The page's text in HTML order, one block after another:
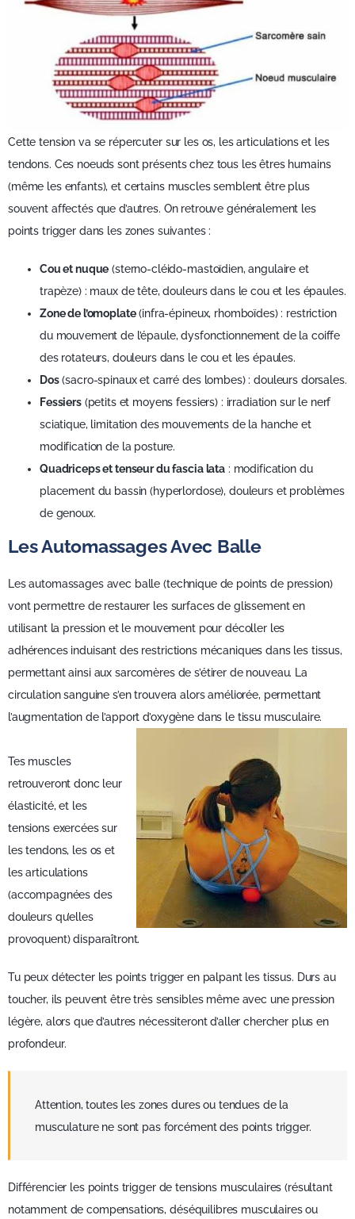
Cette tension va se répercuter sur les os, les articulations et les
tendons. Ces noeuds sont présents chez tous les êtres humains
(même les enfants), et certains muscles semblent être plus
souvent affectés que d’autres. On retrouve généralement les
points trigger dans les zones suivantes :
Cou et nuque (sterno-cléido-mastoïdien, angulaire et
trapèze) : maux de tête, douleurs dans le cou et les épaules.
Zone de l’omoplate(infra-épineux, rhomboïdes) : restriction
du mouvement de l’épaule, dysfonctionnement de la coiffe
des rotateurs, douleurs dans le cou et les épaules.
Dos(sacro-spinaux et carré des lombes) : douleurs dorsales.
Fessiers(petits et moyens fessiers) : irradiation sur le nerf
sciatique, limitation des mouvements de la hanche et
modification de la posture.
Quadriceps et tenseur du fascia lata: modification du
placement du bassin (hyperlordose), douleurs et problèmes
de genoux.
Les Automassages Avec Balle
Les automassages avec balle (technique de points de pression)
vont permettre de restaurer les surfaces de glissement en
utilisant la pression et le mouvement pour décoller les
adhérences induisant des restrictions mécaniques dans les tissus,
permettant ainsi aux sarcomères de s’étirer de nouveau. La
circulation sanguine s’en trouvera alors améliorée, permettant
l’augmentation de l’apport d’oxygène dans le tissu musculaire.
Tes muscles
retrouveront donc leur
élasticité, et les
tensions exercées sur
les tendons, les os et
les articulations
(accompagnées des
douleurs qu’elles
provoquent) disparaîtront.
Tu peux détecter les points trigger en palpant les tissus. Durs au
toucher, ils peuvent être très sensibles même avec une pression
légère, alors que d’autres nécessiteront d’aller chercher plus en
profondeur.
Attention, toutes les zones dures ou tendues de la
musculature ne sont pas forcément des points trigger.
Différencier les points trigger de tensions musculaires (résultant
notamment de compensations, déséquilibres musculaires ou